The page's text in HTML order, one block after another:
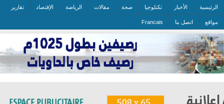
الرئيسية الأخبار تكنلوجيا صحة مقالات الرياضة الإقتصاد تقارير
مواقع اتصل بنا Francais